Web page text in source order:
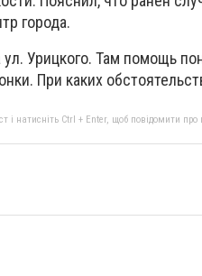
города.
Урицкого. Там помощь
При каких
і натисніть Ctrl + Enter, щоб повідомити про